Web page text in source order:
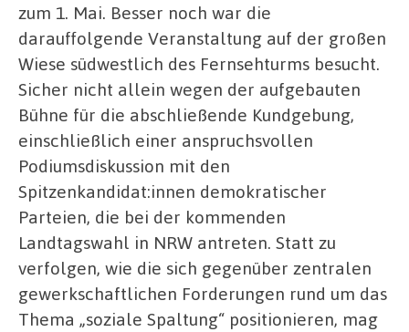
zum 1. Mai. Besser noch war die
darauffolgende Veranstaltung auf der großen
Wiese südwestlich des Fernsehturms besucht.
Sicher nicht allein wegen der aufgebauten
Bühne für die abschließende Kundgebung,
einschließlich einer anspruchsvollen
Podiumsdiskussion mit den
Spitzenkandidat:innen demokratischer
Parteien, die bei der kommenden
Landtagswahl in NRW antreten. Statt zu
verfolgen, wie die sich gegenüber zentralen
gewerkschaftlichen Forderungen rund um das
Thema „soziale Spaltung“ positionieren, mag